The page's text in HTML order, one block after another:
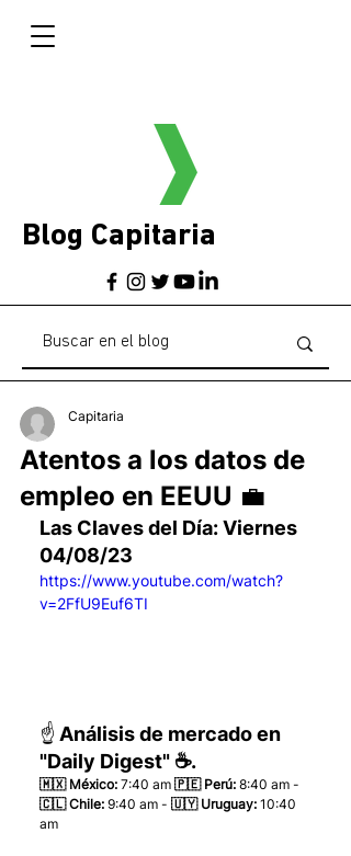
Blog Capitaria
Atentos a los datos de
empleo en EEUU 💼
Capitaria
Las Claves del Día: Viernes
04/08/23
https://www.youtube.com/watch?
v=2FfU9Euf6TI
☝️ Análisis de mercado en
"Daily Digest" ☕.
🇲🇽 México: 7:40 am 🇵🇪 Perú: 8:40 am -
🇨🇱 Chile: 9:40 am - 🇺🇾 Uruguay: 10:40
am